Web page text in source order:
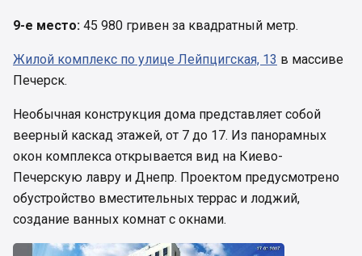
9-е место: 45 980 гривен за квадратный метр.
Жилой комплекс по улице Лейпцигская, 13 в массиве
Печерск.
Необычная конструкция дома представляет собой
веерный каскад этажей, от 7 до 17. Из панорамных
окон комплекса открывается вид на Киево-
Печерскую лавру и Днепр. Проектом предусмотрено
обустройство вместительных террас и лоджий,
создание ванных комнат с окнами.